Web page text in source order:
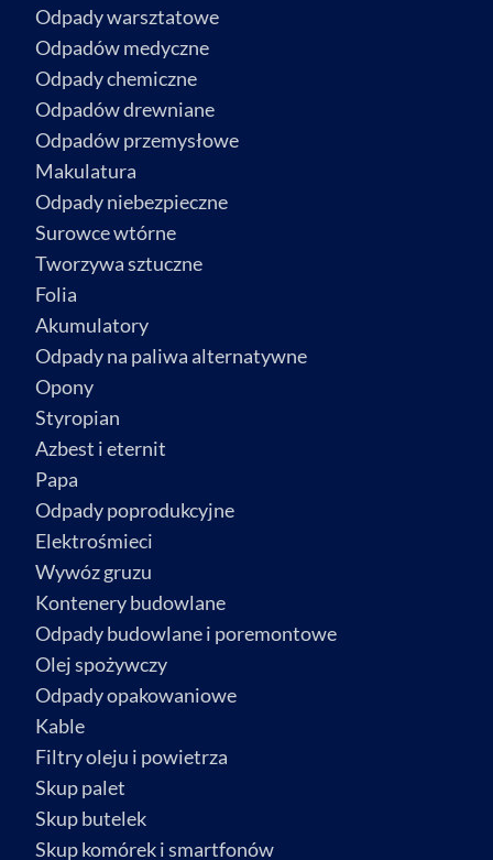
Odpady warsztatowe
Odpadów medyczne
Odpady chemiczne
Odpadów drewniane
Odpadów przemysłowe
Makulatura
Odpady niebezpieczne
Surowce wtórne
Tworzywa sztuczne
Folia
Akumulatory
Odpady na paliwa alternatywne
Opony
Styropian
Azbest i eternit
Papa
Odpady poprodukcyjne
Elektrośmieci
Wywóz gruzu
Kontenery budowlane
Odpady budowlane i poremontowe
Olej spożywczy
Odpady opakowaniowe
Kable
Filtry oleju i powietrza
Skup palet
Skup butelek
Skup komórek i smartfonów